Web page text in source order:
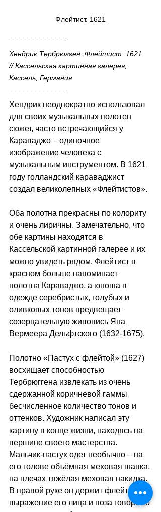
Флейтист. 1621
Хендрик Тербрюгген. Флейтист. 1621
// Кассельская картинная галерея,
Кассель, Германия
Хендрик неоднократно использовал
для своих музыкальных полотен
сюжет, часто встречающийся у
Караваджо – одиночное
изображение человека с
музыкальным инструментом. В 1621
году голландский караваджист
создал великолепных «Флейтистов».
Оба полотна прекрасны по колориту
и очень лиричны. Замечательно, что
обе картины находятся в
Кассельской картинной галерее и их
можно увидеть рядом. Флейтист в
красном больше напоминает
полотна Караваджо, а юноша в
одежде серебристых, голубых и
оливковых тонов предвещает
созерцательную живопись Яна
Вермеера Дельфтского (1632-1675).
Полотно «Пастух с флейтой» (1627)
восхищает способностью
Тербрюггена извлекать из очень
сдержанной коричневой гаммы
бесчисленное количество тонов и
оттенков. Художник написал эту
картину в конце жизни, находясь на
вершине своего мастерства.
Мальчик-пастух одет необычно – на
его голове объёмная меховая шапка,
на плечах тяжёлая меховая накидка.
В правой руке он держит флейту, а
выражение его лица и поза говорят о